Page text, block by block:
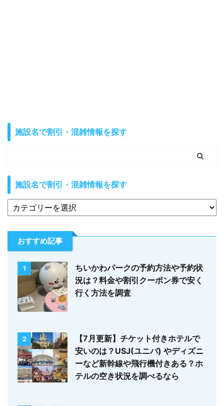
施設名で割引・混雑情報を探す
施設名で割引・混雑情報を探す
おすすめ記事
1
ちいかわパークの予約方法や予約状
況は？料金や割引クーポン券で安く
行く方法を調査
2
【7月更新】チケット付きホテルで
安いのは？USJ(ユニバ) やディズニ
ーなど新幹線や飛行機付きある？ホ
テルの空き状況を調べるなら